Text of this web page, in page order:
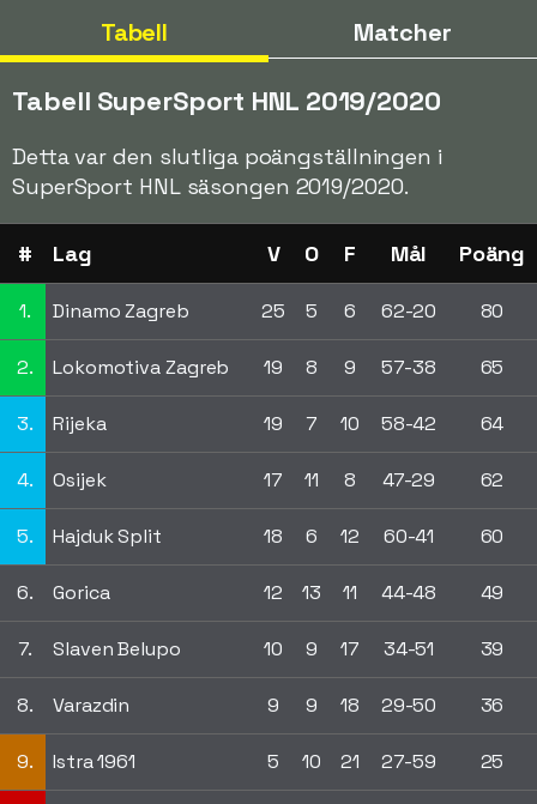
Tabell Matcher
Tabell SuperSport HNL 2019/2020
Detta var den slutliga poängställningen i
SuperSport HNL säsongen 2019/2020.
# Lag V O F Mål Poäng
1. Dinamo Zagreb 25 5 6 62-20 80
2. Lokomotiva Zagreb 19 8 9 57-38 65
3. Rijeka 19 7 10 58-42 64
4. Osijek 17 11 8 47-29 62
5. Hajduk Split 18 6 12 60-41 60
6. Gorica 12 13 11 44-48 49
7. Slaven Belupo 10 9 17 34-51 39
8. Varazdin 9 9 18 29-50 36
9. Istra 1961 5 10 21 27-59 25